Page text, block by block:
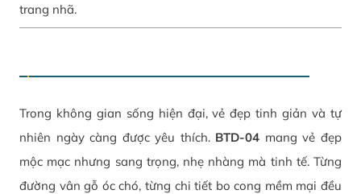
trang nhã.
Trong không gian sống hiện đại, vẻ đẹp tinh giản và tự
nhiên ngày càng được yêu thích. BTD-04 mang vẻ đẹp
mộc mạc nhưng sang trọng, nhẹ nhàng mà tinh tế. Từng
đường vân gỗ óc chó, từng chi tiết bo cong mềm mại đều